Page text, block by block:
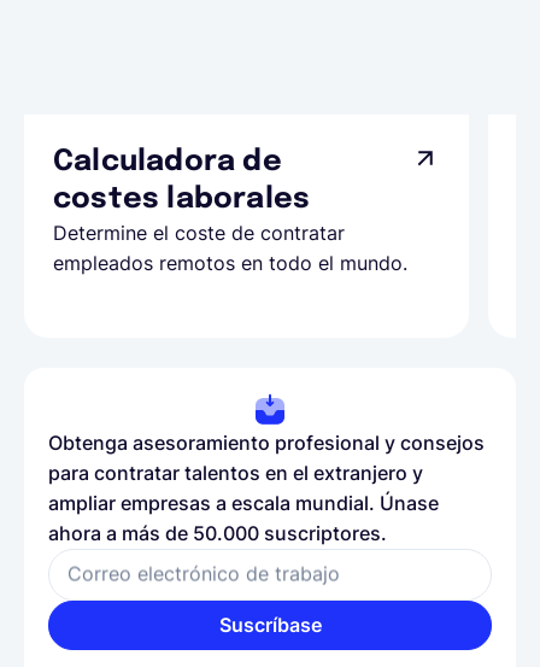
Calculadora de
costes laborales
Determine el coste de contratar
empleados remotos en todo el mundo.
Obtenga asesoramiento profesional y consejos
para contratar talentos en el extranjero y
ampliar empresas a escala mundial. Únase
ahora a más de 50.000 suscriptores.
Correo electrónico de trabajo
Suscríbase